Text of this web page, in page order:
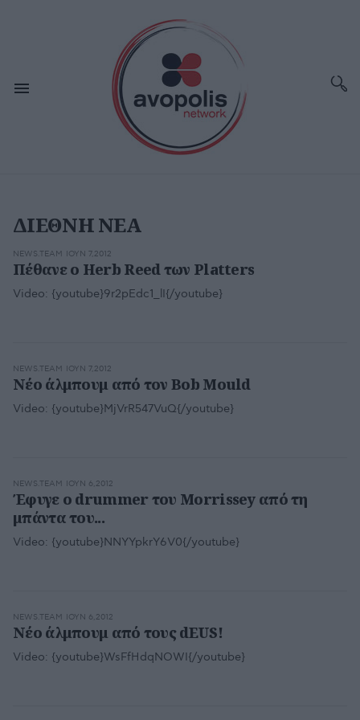
ΔΙΕΘΝΗ ΝΕΑ
NEWS.TEAM ΙΟΥΝ 7,2012
Πέθανε ο Herb Reed των Platters
Video: {youtube}9r2pEdc1_lI{/youtube}
NEWS.TEAM ΙΟΥΝ 7,2012
Νέο άλμπουμ από τον Bob Mould
Video: {youtube}MjVrR547VuQ{/youtube}
NEWS.TEAM ΙΟΥΝ 6,2012
Έφυγε ο drummer του Morrissey από τη
μπάντα του...
Video: {youtube}NNYYpkrY6V0{/youtube}
NEWS.TEAM ΙΟΥΝ 6,2012
Νέο άλμπουμ από τους dEUS!
Video: {youtube}WsFfHdqNOWI{/youtube}